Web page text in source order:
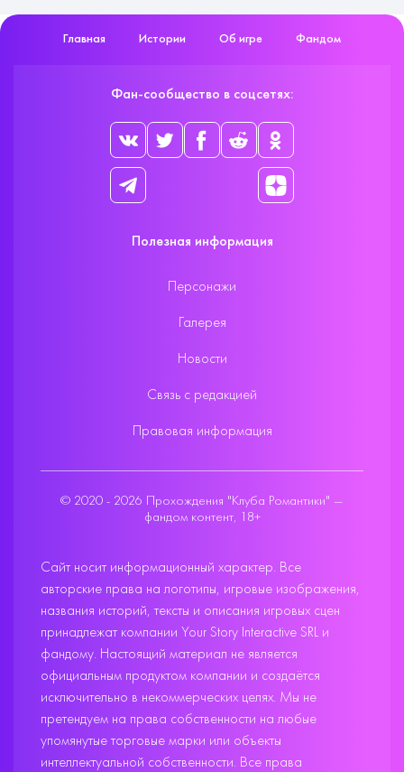
Главная Истории Об игре Фандом
Фан-сообщество в соцсетях:
Полезная информация
Персонажи
Галерея
Новости
Связь с редакцией
Правовая информация
© 2020 - 2026 Прохождения "Клуба Романтики" —
фандом контент, 18+
Сайт носит информационный характер. Все
авторские права на логотипы, игровые изображения,
названия историй, тексты и описания игровых сцен
принадлежат компании Your Story Interactive SRL и
фандому. Настоящий материал не является
официальным продуктом компании и создаётся
исключительно в некоммерческих целях. Мы не
претендуем на права собственности на любые
упомянутые торговые марки или объекты
интеллектуальной собственности. Все права